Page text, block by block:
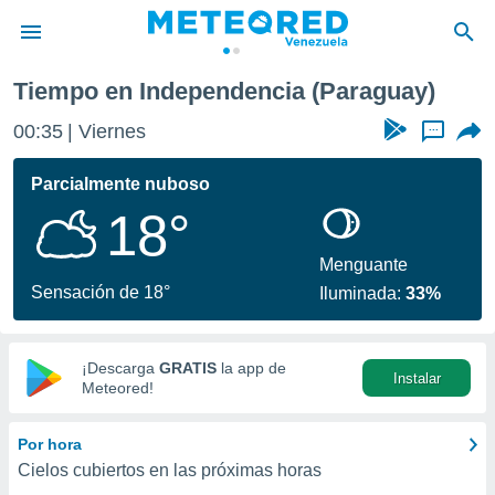
de
ha
que se
calidad.
a este
las
y
digital
basada
Tiempo en Independencia (Paraguay)
00:35 Viernes ...
Parcialmente nuboso
18°
Sensación de 18°
Menguante
Iluminada:33%
¡Descarga GRATIS la app de
Meteored!
Instalar
Por hora
Cielos cubiertos en las próximas horas